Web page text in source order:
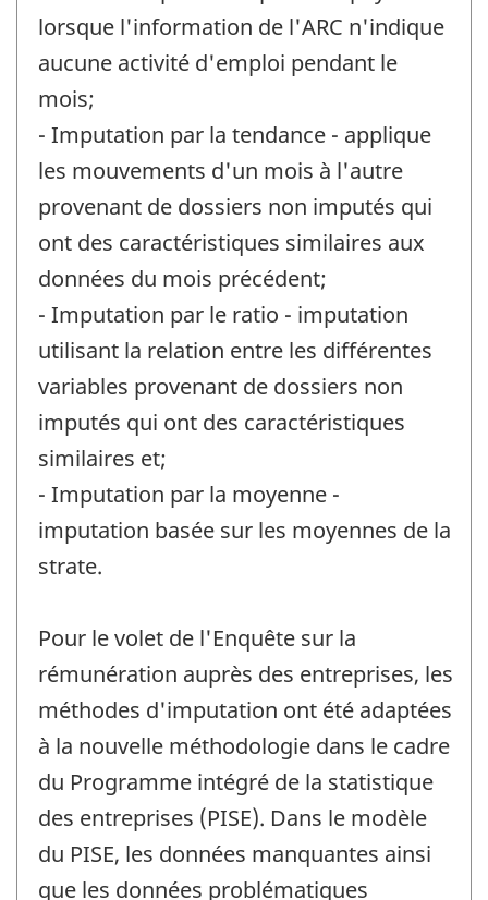
lorsque l'information de l'ARC n'indique
aucune activité d'emploi pendant le
mois;
- Imputation par la tendance - applique
les mouvements d'un mois à l'autre
provenant de dossiers non imputés qui
ont des caractéristiques similaires aux
données du mois précédent;
- Imputation par le ratio - imputation
utilisant la relation entre les différentes
variables provenant de dossiers non
imputés qui ont des caractéristiques
similaires et;
- Imputation par la moyenne -
imputation basée sur les moyennes de la
strate.
Pour le volet de l'Enquête sur la
rémunération auprès des entreprises, les
méthodes d'imputation ont été adaptées
à la nouvelle méthodologie dans le cadre
du Programme intégré de la statistique
des entreprises (PISE). Dans le modèle
du PISE, les données manquantes ainsi
que les données problématiques